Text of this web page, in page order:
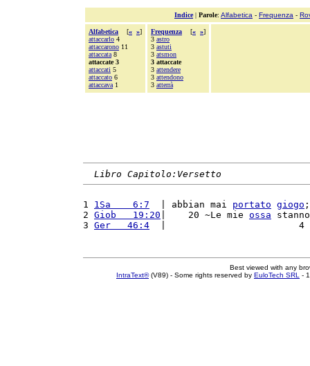
Indice| Parole: Alfabetica - Frequenza -
Alfabetica [« »]
attaccarlo 4
attaccarono 11
attaccata 8
attaccate 3
attaccati 5
attaccato 6
attaccava 1
Frequenza [« »]
3 astro
3 astuti
3 atsmon
3 attaccate
3 attendere
3 attendono
3 atterrà
Libro Capitolo:Versetto
1 1Sa    6:7
  | abbian mai
portato giogo
2 Giob   19:20 |    20 ~Le mie ossa
3 Ger   46:4
|                        4
Best viewed with any
IntraText®(V89) - Some rights reserved by EuloTech SRL -